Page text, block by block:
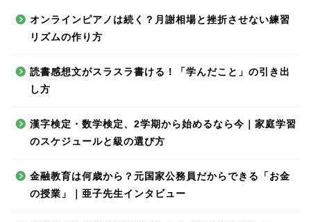
オンラインピアノは続く？月謝相場と挫折させない練習
リズムの作り方
読書感想文がスラスラ書ける！「学んだこと」の引き出
し方
漢字検定・数学検定、2学期から始めるなら今｜家庭学習
のスケジュールと級の選び方
金融教育は何歳から？元国家公務員だからできる「お金
の授業」｜亜子先生インタビュー